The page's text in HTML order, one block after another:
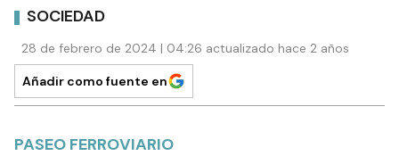
SOCIEDAD
28 de febrero de 2024 | 04:26 actualizado hace 2 años
Añadir como fuente en
PASEO FERROVIARIO